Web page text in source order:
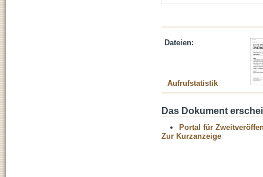
Dateien:
Aufrufstatistik
Das Dokument
Portal für
Zur Kurzanzeige